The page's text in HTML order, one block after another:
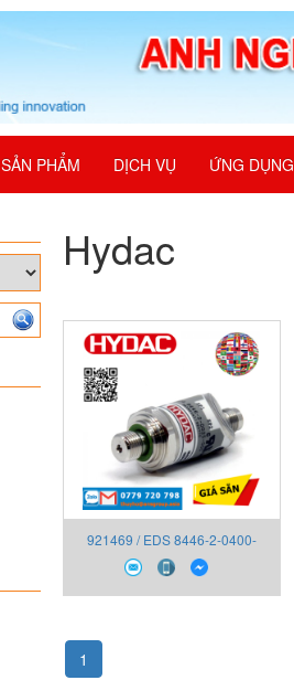
SẢN PHẨM DỊCH VỤ ỨNG DỤNG
Hydac
921469 / EDS 8446-2-0400-
002 Hydac Vietnam,Pressure
Switch
1